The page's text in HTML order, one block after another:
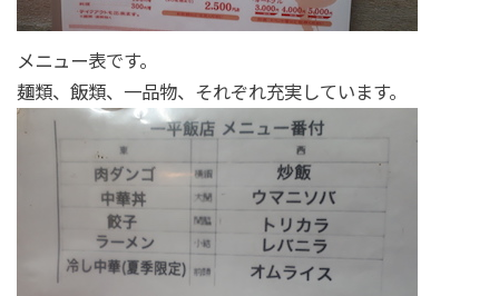
メニュー表です。
麺類、飯類、一品物、それぞれ充実しています。